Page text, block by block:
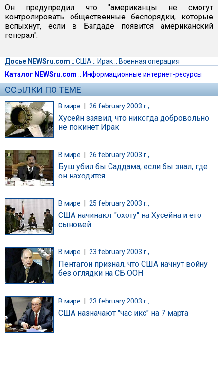
Он предупредил что "американцы не смогут
контролировать общественные беспорядки, которые
вспыхнут, если в Багдаде появится американский
генерал".
Досье NEWSru.com :: США :: Ирак:: Военная операция
Каталог NEWSru.com :: Информационные интернет-ресурсы
ССЫЛКИ ПО ТЕМЕ
В мире | 26 february 2003 г.,
Хусейн заявил, что никогда добровольно
не покинет Ирак
В мире 26 february 2003 г.,
Буш убил бы Саддама, если бы знал, где
он находится
В мире 25 february 2003 г.,
США начинают "охоту" на Хусейна и его
сыновей
В мире 23 february 2003 г.,
Пентагон признал, что США начнут войну
без оглядки на СБ ООН
В мире | 23 february 2003 г.,
США назначают "час икс" на 7 марта